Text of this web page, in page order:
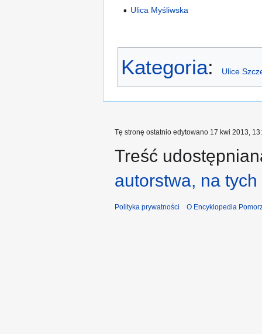
Ulica Myśliwska
Kategoria: Ulice
Tę stronę ostatnio edytowano 17 kwi 2013,
Treść
autorstwa, na
Polityka prywatności O Encyklopedia